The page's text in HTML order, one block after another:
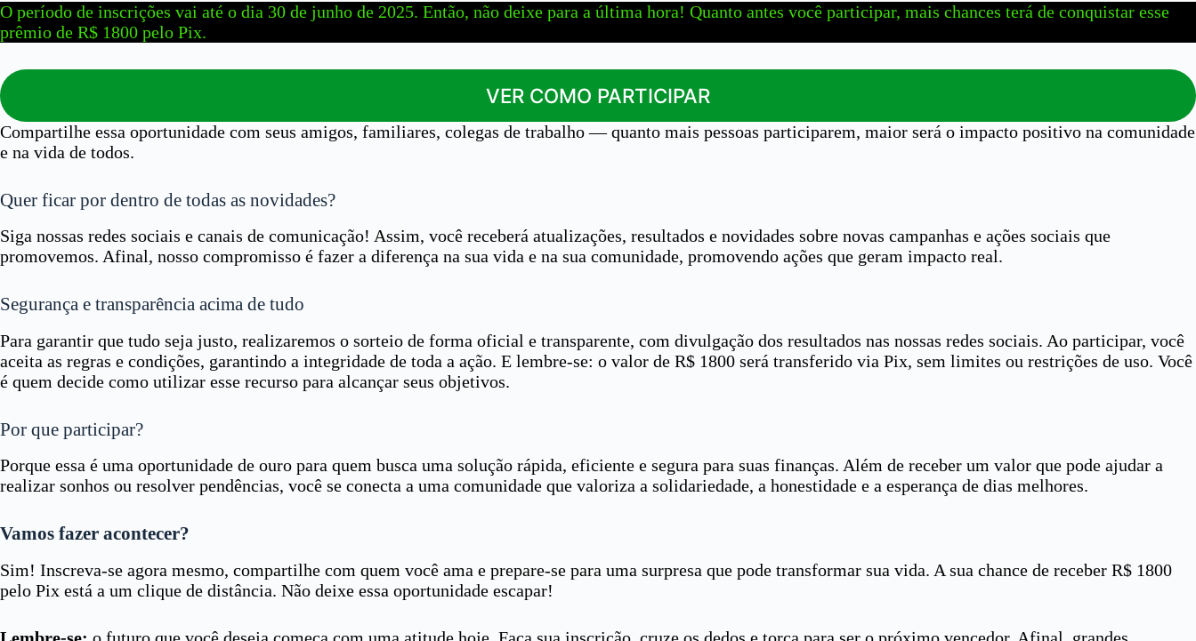
O período de inscrições vai até o dia 30 de junho de 2025. Então, não deixe para a última hora! Quanto antes você participar, mais chances terá de conquistar esse
prêmio de R$ 1800 pelo Pix.
VER COMO PARTICIPAR
Compartilhe essa oportunidade com seus amigos, familiares, colegas de trabalho — quanto mais pessoas participarem, maior será o impacto positivo na comunidade
e na vida de todos.
Quer ficar por dentro de todas as novidades?
Siga nossas redes sociais e canais de comunicação! Assim, você receberá atualizações, resultados e novidades sobre novas campanhas e ações sociais que
promovemos. Afinal, nosso compromisso é fazer a diferença na sua vida e na sua comunidade, promovendo ações que geram impacto real.
Segurança e transparência acima de tudo
Para garantir que tudo seja justo, realizaremos o sorteio de forma oficial e transparente, com divulgação dos resultados nas nossas redes sociais. Ao participar, você
aceita as regras e condições, garantindo a integridade de toda a ação. E lembre-se: o valor de R$ 1800 será transferido via Pix, sem limites ou restrições de uso. Você
é quem decide como utilizar esse recurso para alcançar seus objetivos.
Por que participar?
Porque essa é uma oportunidade de ouro para quem busca uma solução rápida, eficiente e segura para suas finanças. Além de receber um valor que pode ajudar a
realizar sonhos ou resolver pendências, você se conecta a uma comunidade que valoriza a solidariedade, a honestidade e a esperança de dias melhores.
Vamos fazer acontecer?
Sim! Inscreva-se agora mesmo, compartilhe com quem você ama e prepare-se para uma surpresa que pode transformar sua vida. A sua chance de receber R$ 1800
pelo Pix está a um clique de distância. Não deixe essa oportunidade escapar!
Lembre-se: o futuro que você deseja começa com uma atitude hoje. Faça sua inscrição, cruze os dedos e torça para ser o próximo vencedor. Afinal, grandes